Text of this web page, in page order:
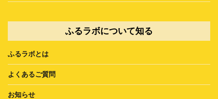
ふるラボについて知る
ふるラボとは
よくあるご質問
お知らせ